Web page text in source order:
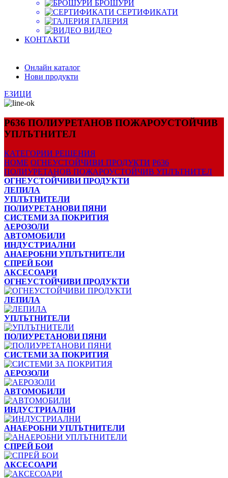
БРОШУРИ
СЕРТИФИКАТИ
ГАЛЕРИЯ
ВИДЕО
КОНТАКТИ
Онлайн каталог
Нови продукти
ЕЗИЦИ
P636 ПОЛИУРЕТАНОВ ПОЖАРОУСТОЙЧИВ
УПЛЪТНИТЕЛ
КАТЕГОРИИ РЕШЕНИЯ
HOME ОГНЕУСТОЙЧИВИ ПРОДУКТИ P636
ПОЛИУРЕТАНОВ ПОЖАРОУСТОЙЧИВ УПЛЪТНИТЕЛ
ОГНЕУСТОЙЧИВИ ПРОДУКТИ
ЛЕПИЛА
УПЛЪТНИТЕЛИ
ПОЛИУРЕТАНОВИ ПЯНИ
СИСТЕМИ ЗА ПОКРИТИЯ
АЕРОЗОЛИ
АВТОМОБИЛИ
ИНДУСТРИАЛНИ
АНАЕРОБНИ УПЛЪТНИТЕЛИ
СПРЕЙ БОИ
АКСЕСОАРИ
ОГНЕУСТОЙЧИВИ ПРОДУКТИ
ЛЕПИЛА
УПЛЪТНИТЕЛИ
ПОЛИУРЕТАНОВИ ПЯНИ
СИСТЕМИ ЗА ПОКРИТИЯ
АЕРОЗОЛИ
АВТОМОБИЛИ
ИНДУСТРИАЛНИ
АНАЕРОБНИ УПЛЪТНИТЕЛИ
СПРЕЙ БОИ
АКСЕСОАРИ